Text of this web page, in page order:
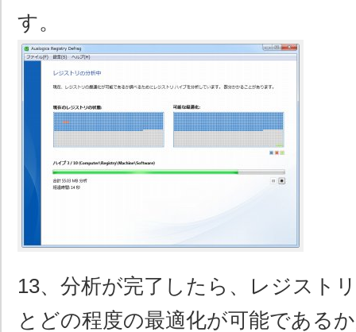
す。
13、分析が完了したら、レジスト
とどの程度の最適化が可能である